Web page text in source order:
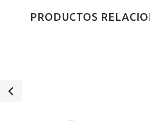
PRODUCTOS